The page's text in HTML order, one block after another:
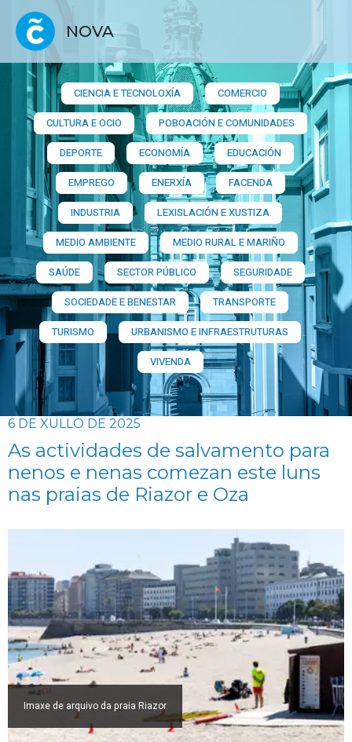
NOVA
CIENCIA E TECNOLOXÍA
COMERCIO
CULTURA E OCIO
POBOACIÓN E COMUNIDADES
DEPORTE
ECONOMÍA
EDUCACIÓN
EMPREGO
ENERXÍA
FACENDA
INDUSTRIA
LEXISLACIÓN E XUSTIZA
MEDIO AMBIENTE
MEDIO RURAL E MARIÑO
SAÚDE
SECTOR PÚBLICO
SEGURIDADE
SOCIEDADE E BENESTAR
TRANSPORTE
TURISMO
URBANISMO E INFRAESTRUTURAS
VIVENDA
6 DE XULLO DE 2025
As actividades de salvamento para
nenos e nenas comezan este luns
nas praias de Riazor e Oza
Imaxe de arquivo da praia Riazor